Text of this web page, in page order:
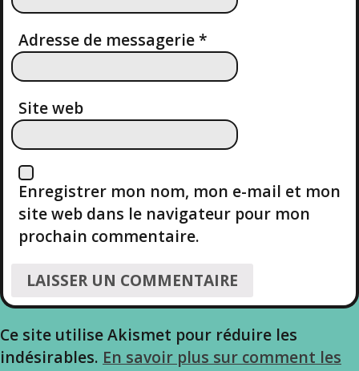
L
A
R
T
C
L
E
Adresse de messagerie*
Site web
Enregistrer mon nom, mon e-mail et mon
site web dans le navigateur pour mon
prochain commentaire.
Ce site utilise Akismet pour réduire les
indésirables. En savoir plus sur comment les